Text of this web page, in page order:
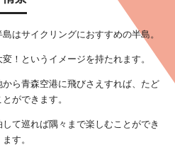
はサイクリングにおすすめの半島。
！というイメージを持たれます。
ら青森空港に飛びさえすれば、たど
ができます。
て巡れば隅々まで楽しむことができ
ます。